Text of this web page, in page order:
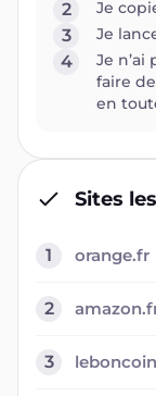
2 Je
3 Je
4
Je n’ai
faire
en
Sites
1 orange.fr
2
3